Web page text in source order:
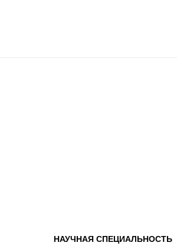
НАУЧНАЯ СПЕЦИАЛЬНОСТЬ